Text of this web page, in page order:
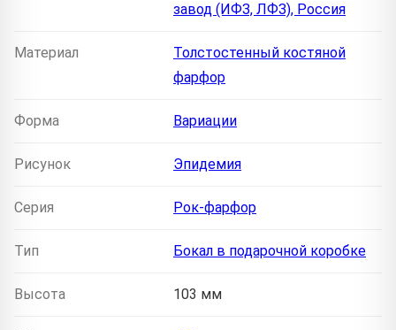
завод (ИФЗ, ЛФЗ), Россия
Материал
Толстостенный костяной
фарфор
Форма Вариации
Рисунок Эпидемия
Серия Рок-фарфор
Тип Бокал в подарочной коробке
Высота 103 мм